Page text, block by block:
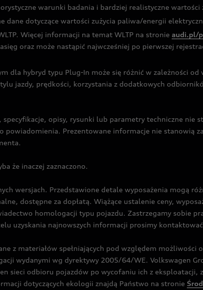
warunki badania i bardziej realistyczne
dotyczące wartości zużycia paliwa/energii
Więcej informacji na temat WLTP na stronie audi.pl/
oraz może nastąpić najwcześniej po pierwszej
dla hybryd typu Plug-In może się różnić w zależności
jazdy, prędkości, korzystania z dodatkowych
opisy, rysunki lub parametry techniczne nie
powiadomienia. Prezentowane informacje nie stanowią
że inaczej zaznaczono.
wersjach. Przedstawione detale wyposażenia mogą
dostępne za dopłatą. Wiążące ustalenie ceny,
homologacji typu pojazdu. Zastrzegamy sobie
uzyskania najnowszych informacji prosimy
z materiałów spełniających pod względem możliwości
wydanymi wg dyrektywy 2005/64/WE. Volkswagen
sieci odbioru pojazdów po wycofaniu ich z eksploatacji,
dotyczących ekologii znajdą Państwo na stronie